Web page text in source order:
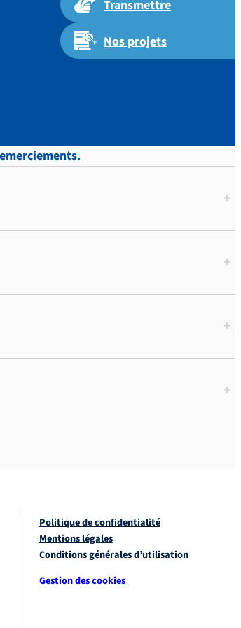
Transmettre
Nos projets
+
+
+
+
Politique de confidentialité
Mentions légales
Conditions générales d’utilisation
Gestion des cookies